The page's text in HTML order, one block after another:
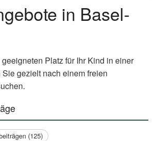
in Basel-
Platz für Ihr Kind in einer
gezielt nach einem freien
(125)